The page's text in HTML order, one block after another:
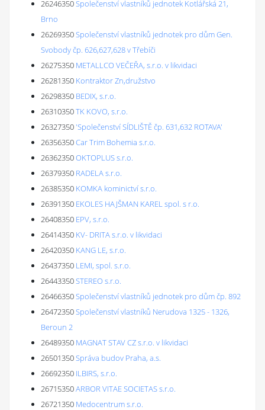
26246350Společenství vlastníků jednotek Kotlářská 21,
Brno
26269350Společenství vlastníků jednotek pro dům Gen.
Svobody čp. 626,627,628 v Třebíči
26275350 METALLCO VEČEŘA, s.r.o. v likvidaci
26281350 Kontraktor Zn,družstvo
26298350 BEDIX, s.r.o.
26310350TK KOVO, s.r.o.
26327350'Společenství SÍDLIŠTĚ čp. 631,632 ROTAVA'
26356350Car Trim Bohemia s.r.o.
26362350OKTOPLUS s.r.o.
26379350 RADELA s.r.o.
26385350 KOMKA kominictví s.r.o.
26391350 EKOLES HAJŠMAN KAREL spol. s r.o.
26408350 EPV, s.r.o.
26414350 KV- DRITA s.r.o. v likvidaci
26420350 KANG LE, s.r.o.
26437350 LEMI, spol. s.r.o.
26443350STEREO s.r.o.
26466350Společenství vlastníků jednotek pro dům čp. 892
26472350Společenství vlastníků Nerudova 1325 - 1326,
Beroun 2
26489350 MAGNAT STAV CZ s.r.o. v likvidaci
26501350Správa budov Praha, a.s.
26692350 ILBIRS, s.r.o.
26715350ARBOR VITAE SOCIETAS s.r.o.
26721350 Medocentrum s.r.o.